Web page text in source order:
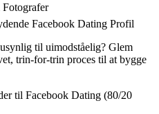
Facebook Dating Profil
til uimodståelig? Glem
trin-for-trin proces til at bygge
til Facebook Dating (80/20